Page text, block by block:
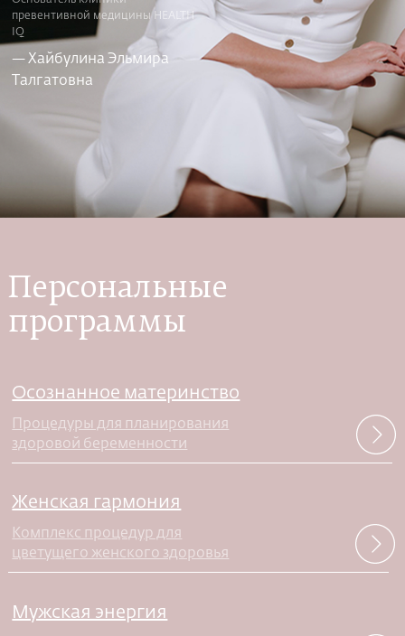
— Хайбулина Эльмира
Талгатовна
превентивной медицины HEALTH
IQ
Персональные
программы
Комплекс процедур для
цветущего женского здоровья
Женская гармония
Процедуры для планирования
здоровой беременности
Осознанное материнство
Мужская энергия